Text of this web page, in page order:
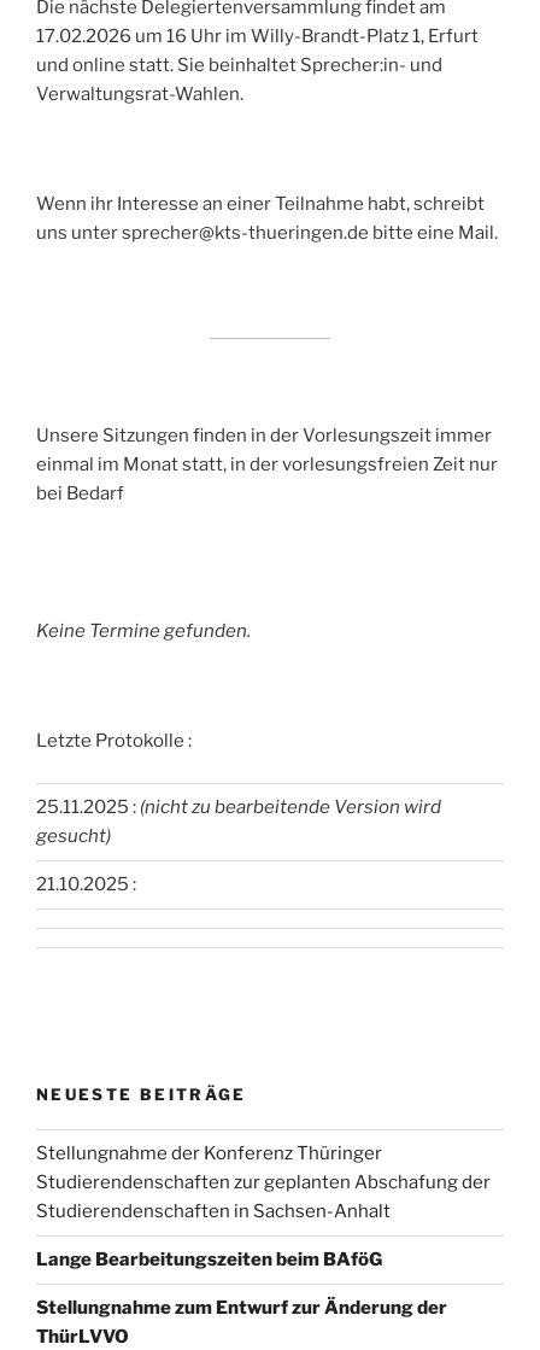
Die nächste Delegiertenversammlung findet am
17.02.2026 um 16 Uhr im Willy-Brandt-Platz 1, Erfurt
und online statt. Sie beinhaltet Sprecher:in- und
Verwaltungsrat-Wahlen.
Wenn ihr Interesse an einer Teilnahme habt, schreibt
uns unter sprecher@kts-thueringen.de bitte eine Mail.
Unsere Sitzungen finden in der Vorlesungszeit immer
einmal im Monat statt, in der vorlesungsfreien Zeit nur
bei Bedarf
Keine Termine gefunden.
Letzte Protokolle :
25.11.2025 : (nicht zu bearbeitende Version wird
gesucht)
21.10.2025 :
NEUESTE BEITRÄGE
Stellungnahme der Konferenz Thüringer
Studierendenschaften zur geplanten Abschafung der
Studierendenschaften in Sachsen-Anhalt
Lange Bearbeitungszeiten beim BAföG
Stellungnahme zum Entwurf zur Änderung der
ThürLVVO